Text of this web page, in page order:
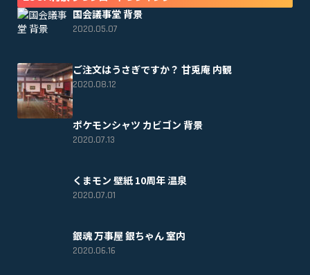
国会議事堂 背景
2020.05.07
ご注文はうさぎですか？ 甘兎庵 内観
2020.08.12
ポケモンシャツ カビゴン 背景
2020.07.13
くまモン 壁紙 10周年 温泉
2020.07.01
銀魂 万事屋 銀ちゃん 室内
2020.06.16